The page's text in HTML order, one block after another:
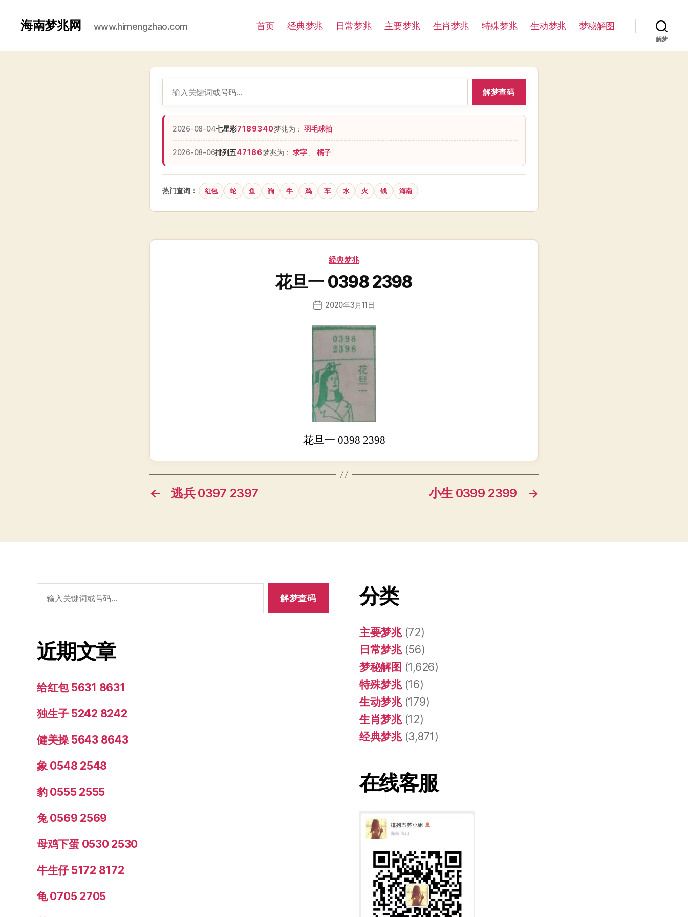
海南梦兆网 www.himengzhao.com 首页 经典梦兆 日常梦兆 主要梦兆 生肖梦兆 特殊梦兆 生动梦兆 梦秘解图
解梦
解梦查码
2026-08-04七星彩7189340梦兆为：羽毛球拍
2026-08-06排列五47186梦兆为： 求字 橘子
热门查询： 红包 蛇 鱼 狗 牛 鸡 车 水 火 钱 海南
分
经典梦兆
花旦一 0398 2398
发
日
2020年3月11日
花旦一 0398 2398
← 逃兵 0397 2397 →
小生 0399 2399
索：
近期文章
给红包 5631 8631
独生子 5242 8242
健美操 5643 8643
象 0548 2548
豹 0555 2555
兔 0569 2569
母鸡下蛋 0530 2530
牛生仔 5172 8172
龟 0705 2705
分类
主要梦兆(72)
日常梦兆(56)
梦秘解图 (1,626)
特殊梦兆(16)
生动梦兆(179)
生肖梦兆(12)
经典梦兆(3,871)
在线客服